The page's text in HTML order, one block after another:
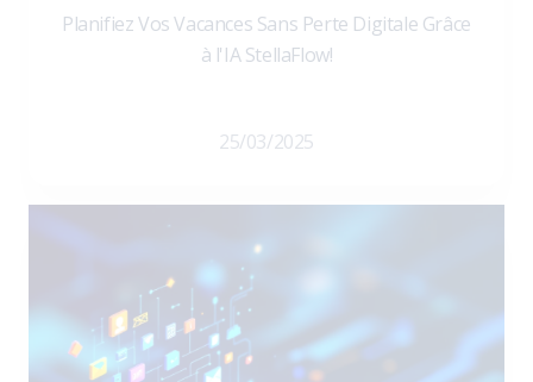
Planifiez Vos Vacances Sans Perte Digitale Grâce
à l'IA StellaFlow!
25/03/2025